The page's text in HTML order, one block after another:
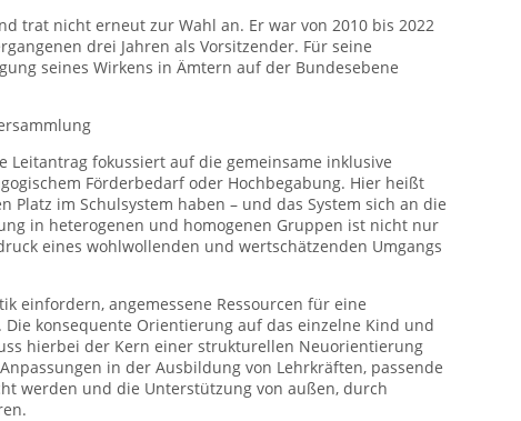
trat nicht erneut zur Wahl an. Er war von 2010 bis 2022
drei Jahren als Vorsitzender. Für seine
seines Wirkens in Ämtern auf der Bundesebene
Leitantrag fokussiert auf die gemeinsame inklusive
Förderbedarf oder Hochbegabung. Hier heißt
Platz im Schulsystem haben – und das System sich an die
in heterogenen und homogenen Gruppen ist nicht nur
eines wohlwollenden und wertschätzenden Umgangs
einfordern, angemessene Ressourcen für eine
konsequente Orientierung auf das einzelne Kind und
hierbei der Kern einer strukturellen Neuorientierung
in der Ausbildung von Lehrkräften, passende
werden und die Unterstützung von außen, durch